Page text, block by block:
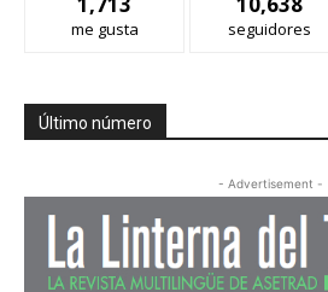
me gusta seguidores
Último número
- Advertisement -